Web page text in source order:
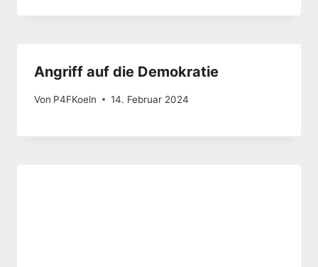
Angriff auf die Demokratie
Von P4FKoeln 14. Februar 2024